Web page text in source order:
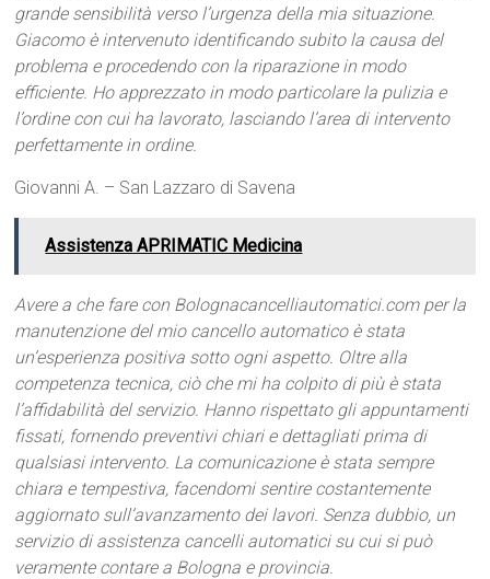
grande sensibilità verso l’urgenza della mia situazione.
Giacomo è intervenuto identificando subito la causa del
problema e procedendo con la riparazione in modo
efficiente. Ho apprezzato in modo particolare la pulizia e
l’ordine con cui ha lavorato, lasciando l’area di intervento
perfettamente in ordine.
Giovanni A. – San Lazzaro di Savena
Assistenza APRIMATIC Medicina
Avere a che fare con Bolognacancelliautomatici.com per la
manutenzione del mio cancello automatico è stata
un’esperienza positiva sotto ogni aspetto. Oltre alla
competenza tecnica, ciò che mi ha colpito di più è stata
l’affidabilità del servizio. Hanno rispettato gli appuntamenti
fissati, fornendo preventivi chiari e dettagliati prima di
qualsiasi intervento. La comunicazione è stata sempre
chiara e tempestiva, facendomi sentire costantemente
aggiornato sull’avanzamento dei lavori. Senza dubbio, un
servizio di assistenza cancelli automatici su cui si può
veramente contare a Bologna e provincia.